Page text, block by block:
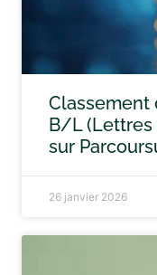
Classement
B/L (Lettres
sur
26 janvier 2026